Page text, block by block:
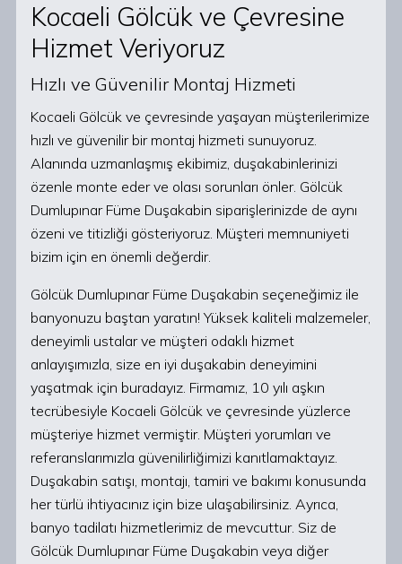
Kocaeli Gölcük ve Çevresine
Hizmet Veriyoruz
Hızlı ve Güvenilir Montaj Hizmeti
Kocaeli Gölcük ve çevresinde yaşayan müşterilerimize
hızlı ve güvenilir bir montaj hizmeti sunuyoruz.
Alanında uzmanlaşmış ekibimiz, duşakabinlerinizi
özenle monte eder ve olası sorunları önler. Gölcük
Dumlupınar Füme Duşakabin siparişlerinizde de aynı
özeni ve titizliği gösteriyoruz. Müşteri memnuniyeti
bizim için en önemli değerdir.
Gölcük Dumlupınar Füme Duşakabin seçeneğimiz ile
banyonuzu baştan yaratın! Yüksek kaliteli malzemeler,
deneyimli ustalar ve müşteri odaklı hizmet
anlayışımızla, size en iyi duşakabin deneyimini
yaşatmak için buradayız. Firmamız, 10 yılı aşkın
tecrübesiyle Kocaeli Gölcük ve çevresinde yüzlerce
müşteriye hizmet vermiştir. Müşteri yorumları ve
referanslarımızla güvenilirliğimizi kanıtlamaktayız.
Duşakabin satışı, montajı, tamiri ve bakımı konusunda
her türlü ihtiyacınız için bize ulaşabilirsiniz. Ayrıca,
banyo tadilatı hizmetlerimiz de mevcuttur. Siz de
Gölcük Dumlupınar Füme Duşakabin veya diğer